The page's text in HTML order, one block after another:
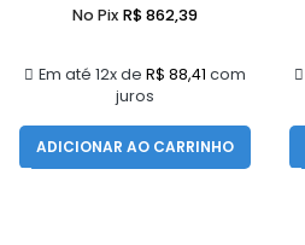
Em até 12x de R$ 88,41 com
juros
No Pix R$862,39
ADICIONAR AO CARRINHO